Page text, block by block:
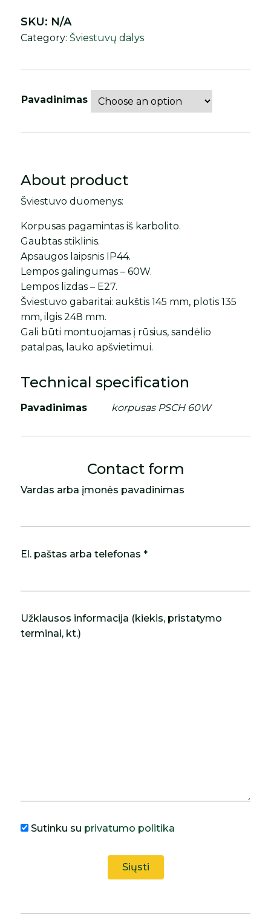
Pavadinimas
SKU: N/A
Category: Šviestuvų dalys
About product
Šviestuvo duomenys:
Korpusas pagamintas iš karbolito.
Gaubtas stiklinis.
Apsaugos laipsnis IP44.
Lempos galingumas – 60W.
Lempos lizdas – E27.
Šviestuvo gabaritai: aukštis 145 mm, plotis 135
mm, ilgis 248 mm.
Gali būti montuojamas į rūsius, sandėlio
patalpas, lauko apšvietimui.
Technical specification
Pavadinimas korpusas PSCH 60W
Contact form
Vardas arba įmonės pavadinimas
El. paštas arba telefonas *
Užklausos informacija (kiekis, pristatymo
terminai, kt.)
Sutinku su privatumo politika